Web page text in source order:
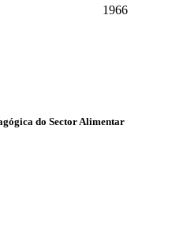
1966
do Sector Alimentar